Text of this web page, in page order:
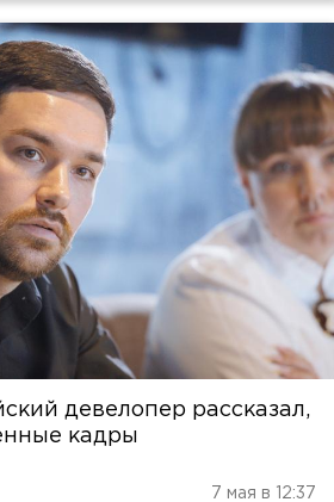
девелопер рассказал,
кадры
7 мая в 12:37